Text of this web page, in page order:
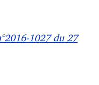
1027 du 27